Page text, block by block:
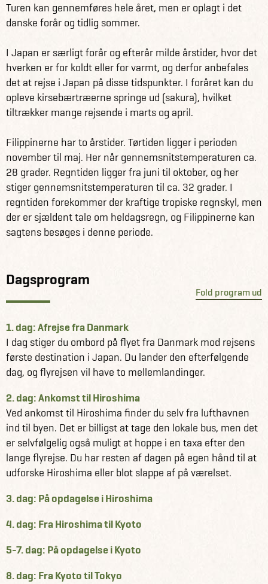
natur omkring Loboc-floden og strandene i den søvnige
fiskerby Anda. Destinationerne i Filippinerne er desuden
verdensklasse dykning. Glæd dig til en rejse, der er
spækket med oplevelser… og en lille smule ren afslapning.
Læs information og fakta om Japan her.
Se vores andre spændende rejseforslag til Japan her.
Læs information og fakta om Filippinerne her.
Se flere spændende rejseforslag til Filippinerne her.
Turen kan gennemføres hele året, men er oplagt i det
danske forår og tidlig sommer.
I Japan er særligt forår og efterår milde årstider, hvor det
hverken er for koldt eller for varmt, og derfor anbefales
det at rejse i Japan på disse tidspunkter. I foråret kan du
opleve kirsebærtræerne springe ud (sakura), hvilket
tiltrækker mange rejsende i marts og april.
Filippinerne har to årstider. Tørtiden ligger i perioden
november til maj. Her når gennemsnitstemperaturen ca.
28 grader. Regntiden ligger fra juni til oktober, og her
stiger gennemsnitstemperaturen til ca. 32 grader. I
regntiden forekommer der kraftige tropiske regnskyl, men
der er sjældent tale om heldagsregn, og Filippinerne kan
sagtens besøges i denne periode.
Dagsprogram
Fold program ud
1. dag: Afrejse fra Danmark
I dag stiger du ombord på flyet fra Danmark mod rejsens
første destination i Japan. Du lander den efterfølgende
dag, og flyrejsen vil have to mellemlandinger.
2. dag: Ankomst til Hiroshima
Ved ankomst til Hiroshima finder du selv fra lufthavnen
ind til byen. Det er billigst at tage den lokale bus, men det
er selvfølgelig også muligt at hoppe i en taxa efter den
lange flyrejse. Du har resten af dagen på egen hånd til at
udforske Hiroshima eller blot slappe af på værelset.
3. dag: På opdagelse i Hiroshima
4. dag: Fra Hiroshima til Kyoto
5-7. dag: På opdagelse i Kyoto
8. dag: Fra Kyoto til Tokyo